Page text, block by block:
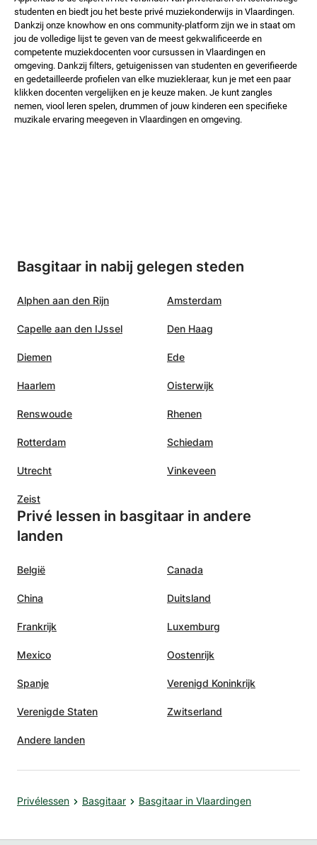
studenten en biedt jou het beste privé muziekonderwijs in Vlaardingen.
Dankzij onze knowhow en ons community-platform zijn we in staat om
jou de volledige lijst te geven van de meest gekwalificeerde en
competente muziekdocenten voor cursussen in Vlaardingen en
omgeving. Dankzij filters, getuigenissen van studenten en geverifieerde
en gedetailleerde profielen van elke muziekleraar, kun je met een paar
klikken docenten vergelijken en je keuze maken. Je kunt zangles
nemen, viool leren spelen, drummen of jouw kinderen een specifieke
muzikale ervaring meegeven in Vlaardingen en omgeving.
Basgitaar in nabij gelegen steden
Alphen aan den Rijn Amsterdam
Capelle aan den IJssel Den Haag
Diemen Ede
Haarlem Oisterwijk
Renswoude Rhenen
Rotterdam Schiedam
Utrecht Vinkeveen
Zeist
Privé lessen in basgitaar in andere
landen
België Canada
China Duitsland
Frankrijk Luxemburg
Mexico Oostenrijk
Spanje Verenigd Koninkrijk
Verenigde Staten Zwitserland
Andere landen
Privélessen Basgitaar Basgitaar in Vlaardingen